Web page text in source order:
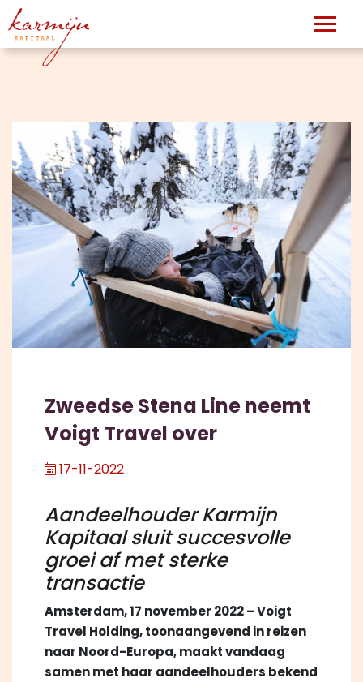
Zweedse Stena Line neemt
Voigt Travel over
17-11-2022
Aandeelhouder Karmijn
Kapitaal sluit succesvolle
groei af met sterke
transactie
Amsterdam, 17 november 2022 – Voigt
Travel Holding, toonaangevend in reizen
naar Noord-Europa, maakt vandaag
samen met haar aandeelhouders bekend